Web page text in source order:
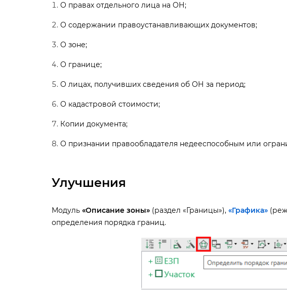
О правах отдельного лица на ОН;
О содержании правоустанавливающих документов;
О зоне;
О границе;
О лицах, получивших сведения об ОН за период;
О кадастровой стоимости;
Копии документа;
О признании правообладателя недееспособным или
Улучшения
Модуль «Описание зоны» (раздел «Границы»), «Графика»
определения порядка границ.